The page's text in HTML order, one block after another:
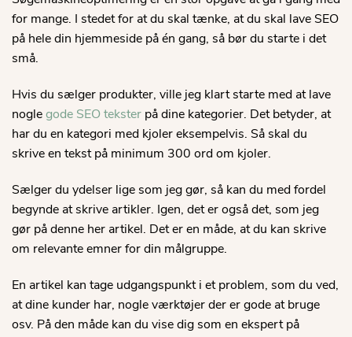
for mange. I stedet for at du skal tænke, at du skal lave SEO
på hele din hjemmeside på én gang, så bør du starte i det
små.
Hvis du sælger produkter, ville jeg klart starte med at lave
nogle gode SEO tekster på dine kategorier. Det betyder, at
har du en kategori med kjoler eksempelvis. Så skal du
skrive en tekst på minimum 300 ord om kjoler.
Sælger du ydelser lige som jeg gør, så kan du med fordel
begynde at skrive artikler. Igen, det er også det, som jeg
gør på denne her artikel. Det er en måde, at du kan skrive
om relevante emner for din målgruppe.
En artikel kan tage udgangspunkt i et problem, som du ved,
at dine kunder har, nogle værktøjer der er gode at bruge
osv. På den måde kan du vise dig som en ekspert på